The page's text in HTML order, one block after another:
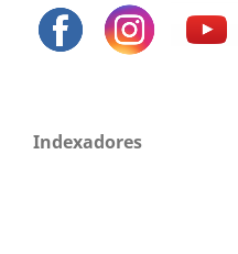
Indexadores